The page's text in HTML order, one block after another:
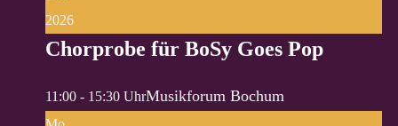
2026
Chorprobe für BoSy Goes Pop
11:00 - 15:30 UhrMusikforum Bochum